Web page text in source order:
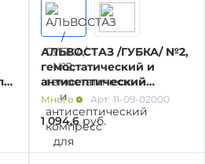
АЛЬВОСТАЗ /ГУБКА/ №2,
гемостатический и
антисептический
компресс для альвеол (с
метронидозолом +
хлоргексидином), 1.0*1.0
см /30 шт./, Омега,
Россия
Много Арт: 11-09-02000
1 094,6 руб.